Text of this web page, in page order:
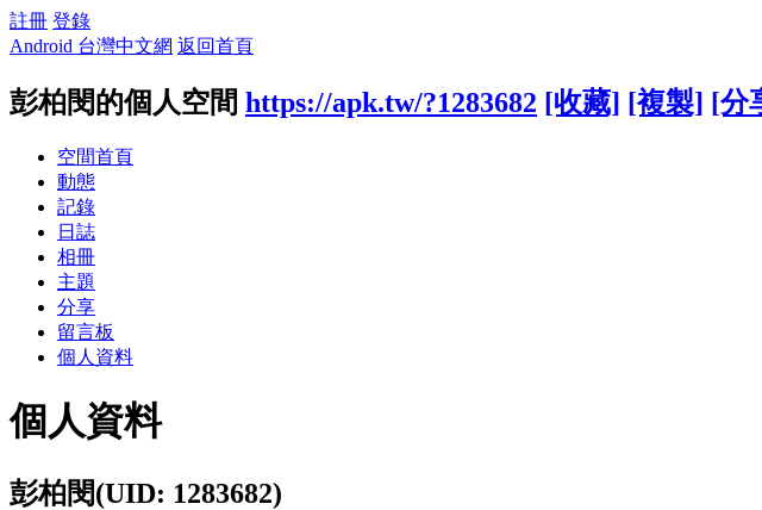
註冊 登錄
Android 台灣中文網 返回首頁
彭柏閔的個人空間 https://apk.tw/?1283682 [收藏] [複製] [分
空間首頁
動態
記錄
日誌
相冊
主題
分享
留言板
個人資料
個人資料
彭柏閔(UID: 1283682)